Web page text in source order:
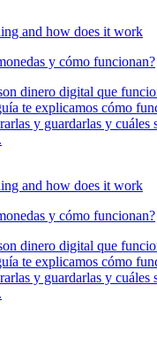
y cómo funcionan?
dinero digital que
te explicamos cómo
y guardarlas y cuáles
y cómo funcionan?
dinero digital que
te explicamos cómo
y guardarlas y cuáles